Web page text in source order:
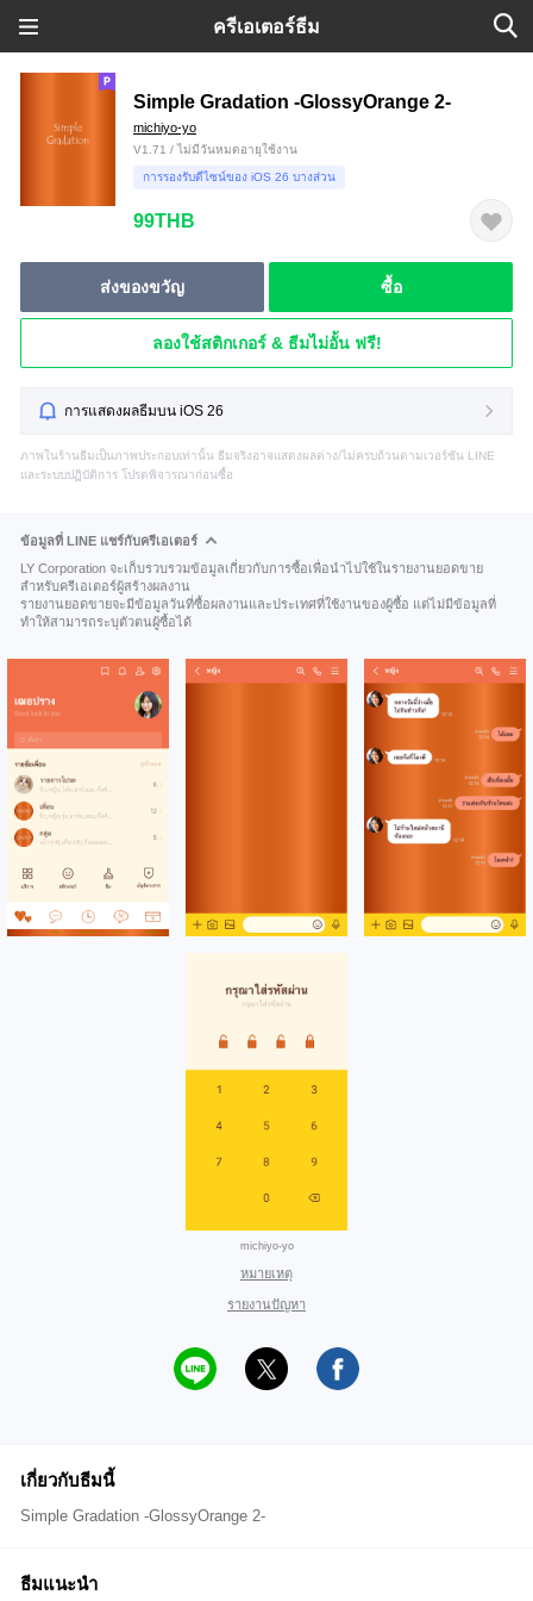
ครีเอเตอร์ธีม
Simple Gradation -GlossyOrange 2-
michiyo-yo
V1.71 / ไม่มีวันหมดอายุใช้งาน
การรองรับดีไซน์ของ iOS 26 บางส่วน
99THB
ส่งของขวัญ ซื้อ
ลองใช้สติกเกอร์ & ธีมไม่อั้น ฟรี!
การแสดงผลธีมบน iOS 26
ภาพในร้านธีมเป็นภาพประกอบเท่านั้น ธีมจริงอาจแสดงผลต่าง/ไม่ครบถ้วนตามเวอร์ชัน LINE
และระบบปฏิบัติการ โปรดพิจารณาก่อนซื้อ
ข้อมูลที่ LINE แชร์กับครีเอเตอร์
LY Corporation จะเก็บรวบรวมข้อมูลเกี่ยวกับการซื้อเพื่อนำไปใช้ในรายงานยอดขาย
สำหรับครีเอเตอร์ผู้สร้างผลงาน
รายงานยอดขายจะมีข้อมูลวันที่ซื้อผลงานและประเทศที่ใช้งานของผู้ซื้อ แต่ไม่มีข้อมูลที่
ทำให้สามารถระบุตัวตนผู้ซื้อได้
michiyo-yo
หมายเหตุ
รายงานปัญหา
เกี่ยวกับธีมนี้
Simple Gradation -GlossyOrange 2-
ธีมแนะนำ